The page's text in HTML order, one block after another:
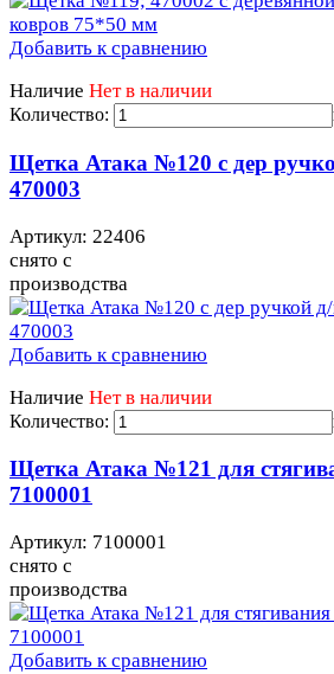
Добавить к сравнению
Наличие Нет в наличии
Количество:
Щетка Атака №120 с дер
470003
Артикул: 22406
снято с
производства
Добавить к сравнению
Наличие Нет в наличии
Количество:
Щетка Атака №121 для
7100001
Артикул: 7100001
снято с
производства
Добавить к сравнению